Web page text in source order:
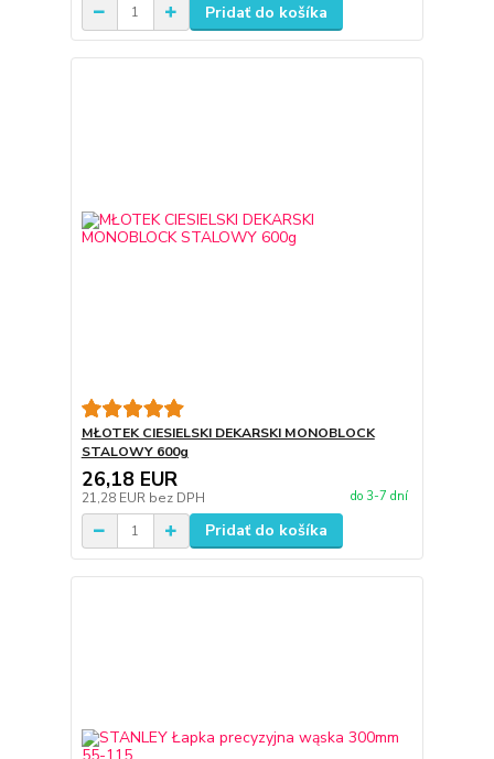
Pridať do košíka
MŁOTEK CIESIELSKI DEKARSKI MONOBLOCK
STALOWY 600g
26,18 EUR
21,28 EUR bez DPH do 3-7 dní
Pridať do košíka